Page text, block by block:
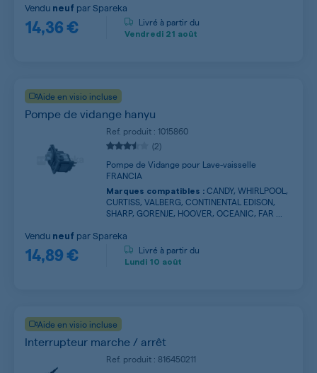
14,36 €
Vendu neuf parSpareka
Livré à partir du
Vendredi 21 août
Aide en visio incluse
Pompe de vidange hanyu
Ref. produit : 1015860
(2)
Pompe de Vidange pour Lave-vaisselle
FRANCIA
Marques compatibles : CANDY, WHIRLPOOL,
CURTISS, VALBERG, CONTINENTAL EDISON,
SHARP, GORENJE, HOOVER, OCEANIC, FAR ...
14,89 €
Vendu neuf parSpareka
Livré à partir du
Lundi 10 août
Aide en visio incluse
Interrupteur marche / arrêt
Ref. produit : 816450211